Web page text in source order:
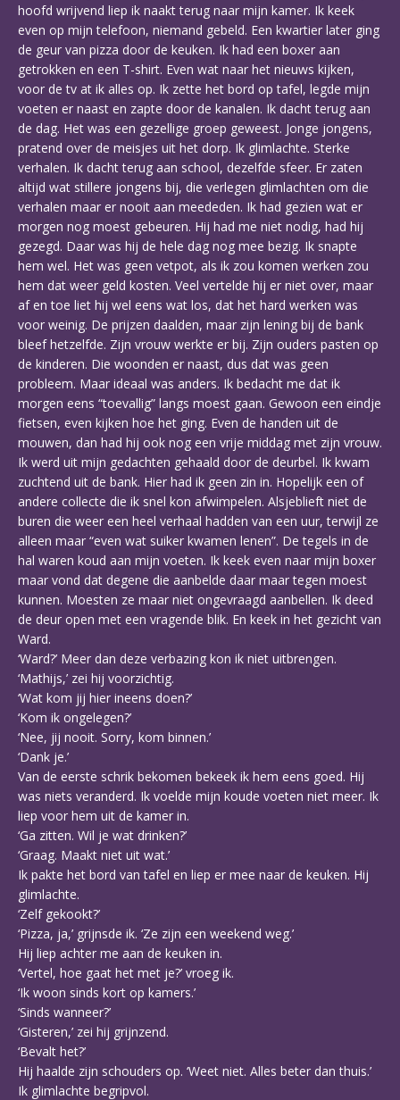
hoofd wrijvend liep ik naakt terug naar mijn kamer. Ik keek
even op mijn telefoon, niemand gebeld. Een kwartier later ging
de geur van pizza door de keuken. Ik had een boxer aan
getrokken en een T-shirt. Even wat naar het nieuws kijken,
voor de tv at ik alles op. Ik zette het bord op tafel, legde mijn
voeten er naast en zapte door de kanalen. Ik dacht terug aan
de dag. Het was een gezellige groep geweest. Jonge jongens,
pratend over de meisjes uit het dorp. Ik glimlachte. Sterke
verhalen. Ik dacht terug aan school, dezelfde sfeer. Er zaten
altijd wat stillere jongens bij, die verlegen glimlachten om die
verhalen maar er nooit aan meededen. Ik had gezien wat er
morgen nog moest gebeuren. Hij had me niet nodig, had hij
gezegd. Daar was hij de hele dag nog mee bezig. Ik snapte
hem wel. Het was geen vetpot, als ik zou komen werken zou
hem dat weer geld kosten. Veel vertelde hij er niet over, maar
af en toe liet hij wel eens wat los, dat het hard werken was
voor weinig. De prijzen daalden, maar zijn lening bij de bank
bleef hetzelfde. Zijn vrouw werkte er bij. Zijn ouders pasten op
de kinderen. Die woonden er naast, dus dat was geen
probleem. Maar ideaal was anders. Ik bedacht me dat ik
morgen eens “toevallig” langs moest gaan. Gewoon een eindje
fietsen, even kijken hoe het ging. Even de handen uit de
mouwen, dan had hij ook nog een vrije middag met zijn vrouw.
Ik werd uit mijn gedachten gehaald door de deurbel. Ik kwam
zuchtend uit de bank. Hier had ik geen zin in. Hopelijk een of
andere collecte die ik snel kon afwimpelen. Alsjeblieft niet de
buren die weer een heel verhaal hadden van een uur, terwijl ze
alleen maar “even wat suiker kwamen lenen”. De tegels in de
hal waren koud aan mijn voeten. Ik keek even naar mijn boxer
maar vond dat degene die aanbelde daar maar tegen moest
kunnen. Moesten ze maar niet ongevraagd aanbellen. Ik deed
de deur open met een vragende blik. En keek in het gezicht van
Ward.
‘Ward?’ Meer dan deze verbazing kon ik niet uitbrengen.
‘Mathijs,’ zei hij voorzichtig.
‘Wat kom jij hier ineens doen?’
‘Kom ik ongelegen?’
‘Nee, jij nooit. Sorry, kom binnen.’
‘Dank je.’
Van de eerste schrik bekomen bekeek ik hem eens goed. Hij
was niets veranderd. Ik voelde mijn koude voeten niet meer. Ik
liep voor hem uit de kamer in.
‘Ga zitten. Wil je wat drinken?’
‘Graag. Maakt niet uit wat.’
Ik pakte het bord van tafel en liep er mee naar de keuken. Hij
glimlachte.
‘Zelf gekookt?’
‘Pizza, ja,’ grijnsde ik. ‘Ze zijn een weekend weg.’
Hij liep achter me aan de keuken in.
‘Vertel, hoe gaat het met je?’ vroeg ik.
‘Ik woon sinds kort op kamers.’
‘Sinds wanneer?’
‘Gisteren,’ zei hij grijnzend.
‘Bevalt het?’
Hij haalde zijn schouders op. ‘Weet niet. Alles beter dan thuis.’
Ik glimlachte begripvol.